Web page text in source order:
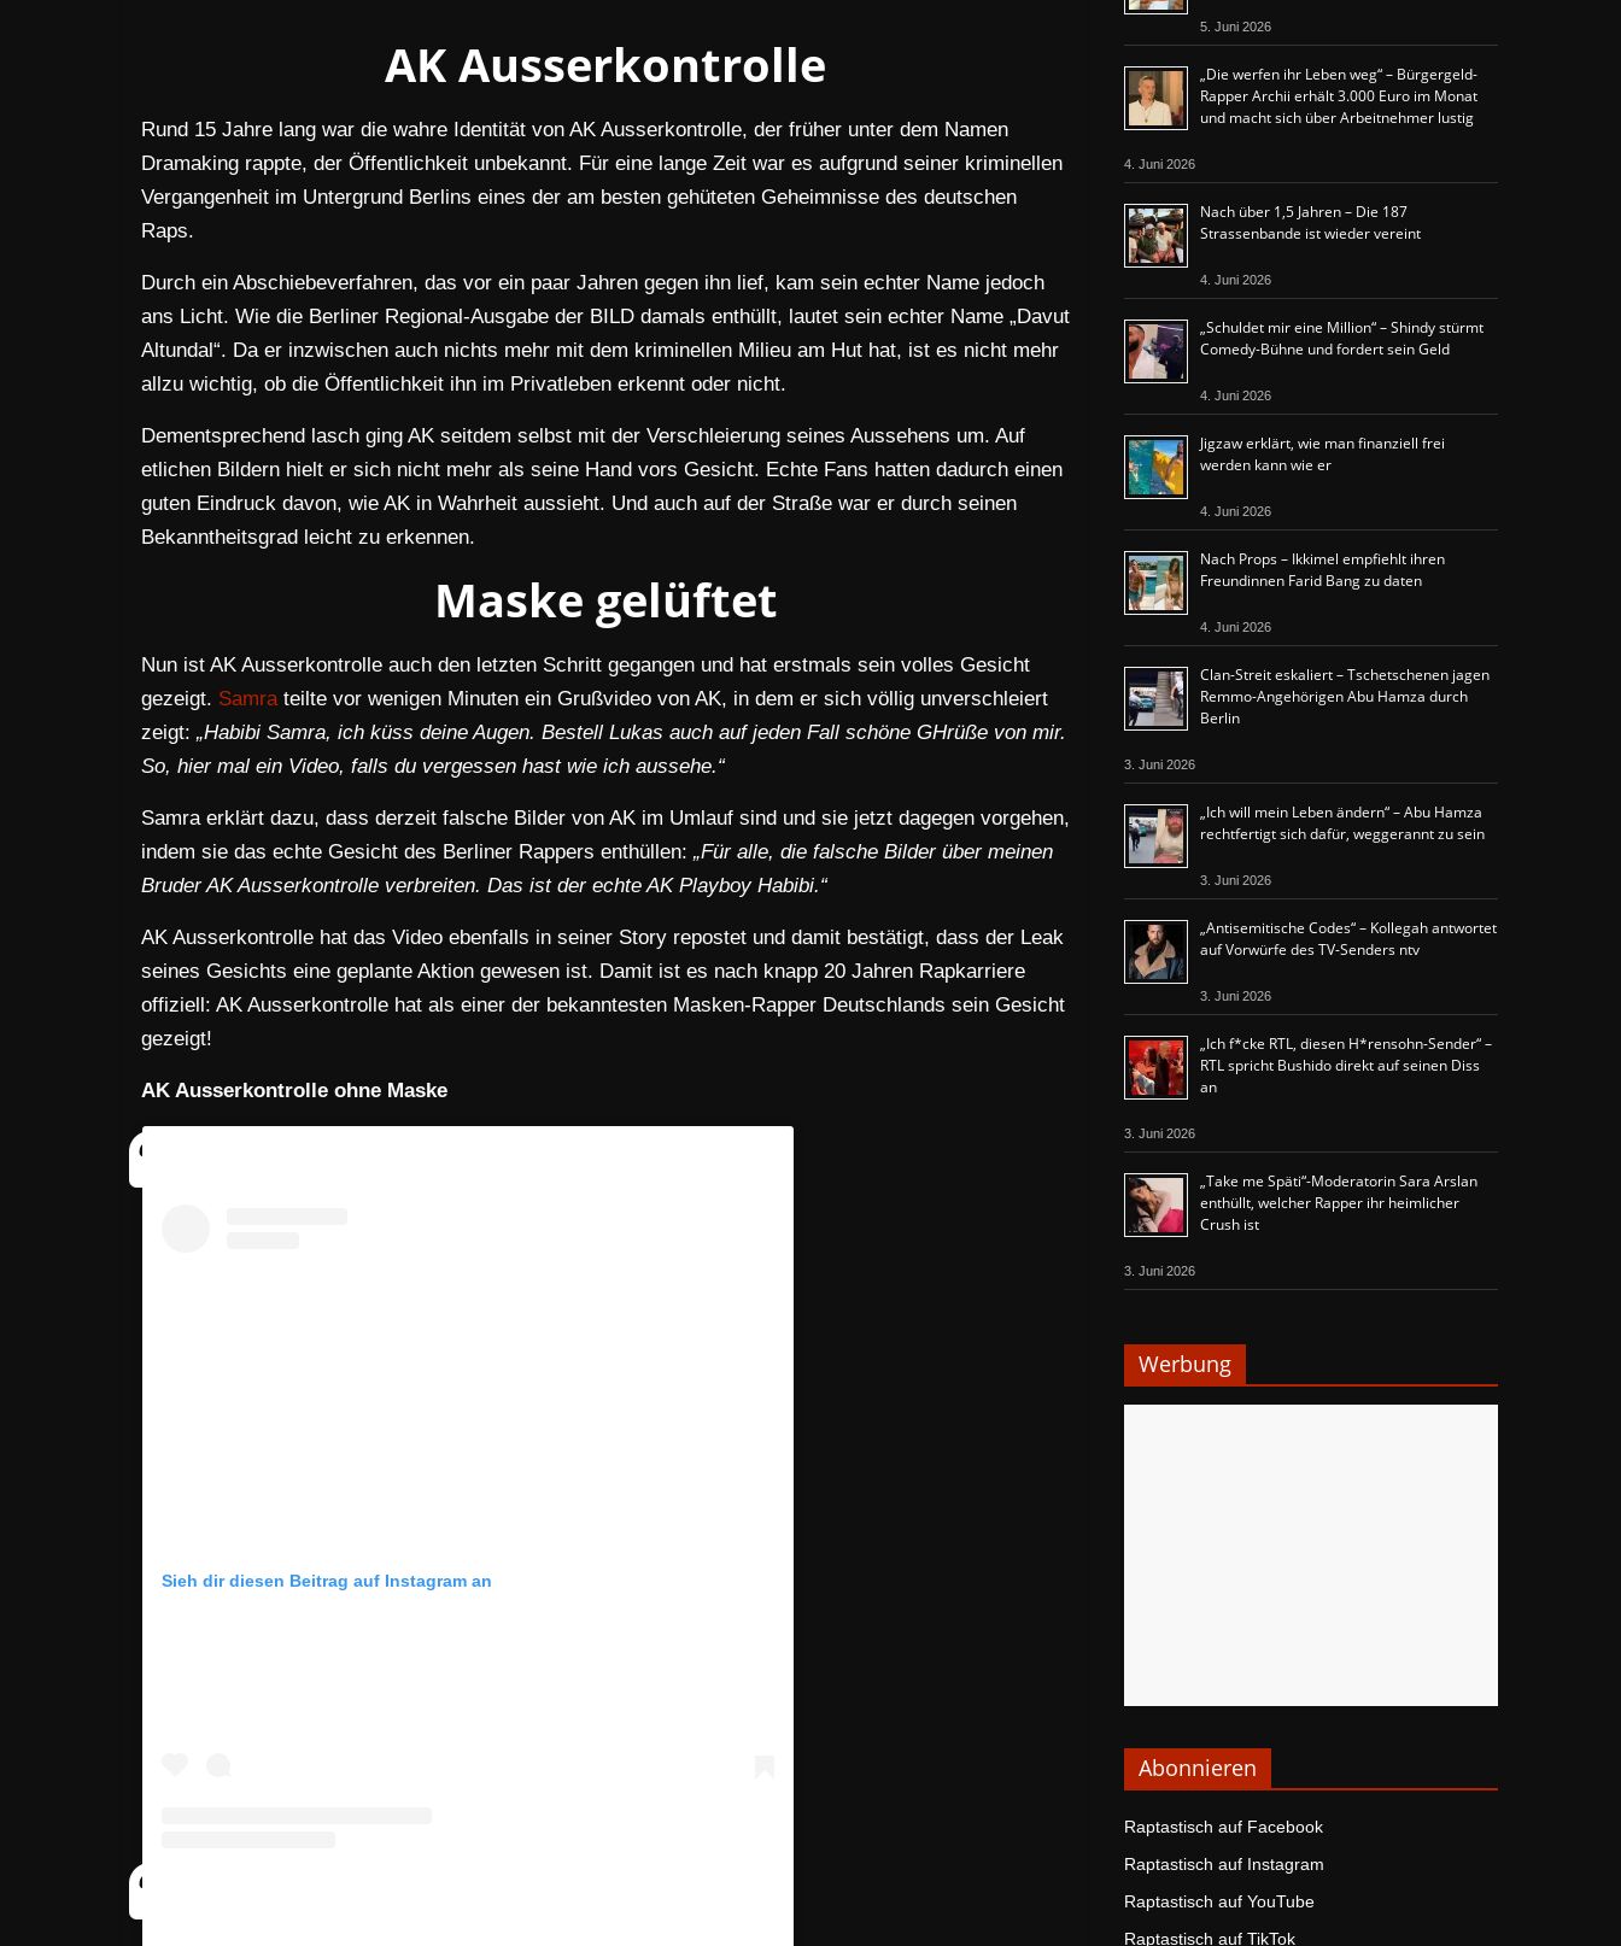
AK Ausserkontrolle
Rund 15 Jahre lang war die wahre Identität von AK Ausserkontrolle, der früher unter dem Namen
Dramaking rappte, der Öffentlichkeit unbekannt. Für eine lange Zeit war es aufgrund seiner kriminellen
Vergangenheit im Untergrund Berlins eines der am besten gehüteten Geheimnisse des deutschen
Raps.
Durch ein Abschiebeverfahren, das vor ein paar Jahren gegen ihn lief, kam sein echter Name jedoch
ans Licht. Wie die Berliner Regional-Ausgabe der BILD damals enthüllt, lautet sein echter Name „Davut
Altundal“. Da er inzwischen auch nichts mehr mit dem kriminellen Milieu am Hut hat, ist es nicht mehr
allzu wichtig, ob die Öffentlichkeit ihn im Privatleben erkennt oder nicht.
Dementsprechend lasch ging AK seitdem selbst mit der Verschleierung seines Aussehens um. Auf
etlichen Bildern hielt er sich nicht mehr als seine Hand vors Gesicht. Echte Fans hatten dadurch einen
guten Eindruck davon, wie AK in Wahrheit aussieht. Und auch auf der Straße war er durch seinen
Bekanntheitsgrad leicht zu erkennen.
Maske gelüftet
Nun ist AK Ausserkontrolle auch den letzten Schritt gegangen und hat erstmals sein volles Gesicht
gezeigt. Samrateilte vor wenigen Minuten ein Grußvideo von AK, in dem er sich völlig unverschleiert
zeigt: „Habibi Samra, ich küss deine Augen. Bestell Lukas auch auf jeden Fall schöne GHrüße von mir.
So, hier mal ein Video, falls du vergessen hast wie ich aussehe.“
Samra erklärt dazu, dass derzeit falsche Bilder von AK im Umlauf sind und sie jetzt dagegen vorgehen,
indem sie das echte Gesicht des Berliner Rappers enthüllen: „Für alle, die falsche Bilder über meinen
Bruder AK Ausserkontrolle verbreiten. Das ist der echte AK Playboy Habibi.“
AK Ausserkontrolle hat das Video ebenfalls in seiner Story repostet und damit bestätigt, dass der Leak
seines Gesichts eine geplante Aktion gewesen ist. Damit ist es nach knapp 20 Jahren Rapkarriere
offiziell: AK Ausserkontrolle hat als einer der bekanntesten Masken-Rapper Deutschlands sein Gesicht
gezeigt!
AK Ausserkontrolle ohne Maske
Sieh dir diesen Beitrag auf Instagram an
5. Juni 2026
„Die werfen ihr Leben weg“ – Bürgergeld-
Rapper Archii erhält 3.000 Euro im Monat
und macht sich über Arbeitnehmer lustig
4. Juni 2026
Nach über 1,5 Jahren – Die 187
Strassenbande ist wieder vereint
4. Juni 2026
„Schuldet mir eine Million“ – Shindy stürmt
Comedy-Bühne und fordert sein Geld
4. Juni 2026
Jigzaw erklärt, wie man finanziell frei
werden kann wie er
4. Juni 2026
Nach Props – Ikkimel empfiehlt ihren
Freundinnen Farid Bang zu daten
4. Juni 2026
Clan-Streit eskaliert – Tschetschenen jagen
Remmo-Angehörigen Abu Hamza durch
Berlin
3. Juni 2026
„Ich will mein Leben ändern“ – Abu Hamza
rechtfertigt sich dafür, weggerannt zu sein
3. Juni 2026
„Antisemitische Codes“ – Kollegah antwortet
auf Vorwürfe des TV-Senders ntv
3. Juni 2026
„Ich f*cke RTL, diesen H*rensohn-Sender“ –
RTL spricht Bushido direkt auf seinen Diss
an
3. Juni 2026
„Take me Späti“-Moderatorin Sara Arslan
enthüllt, welcher Rapper ihr heimlicher
Crush ist
3. Juni 2026
Werbung
Abonnieren
Raptastisch auf Facebook
Raptastisch auf Instagram
Raptastisch auf YouTube
Raptastisch auf TikTok